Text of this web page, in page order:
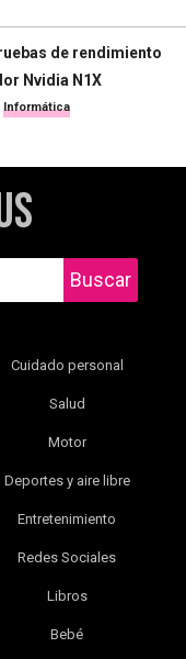
de rendimiento
Nvidia N1X
Informática
Buscar
Cuidado personal
Salud
Motor
Deportes y aire libre
Entretenimiento
Redes Sociales
Libros
Bebé